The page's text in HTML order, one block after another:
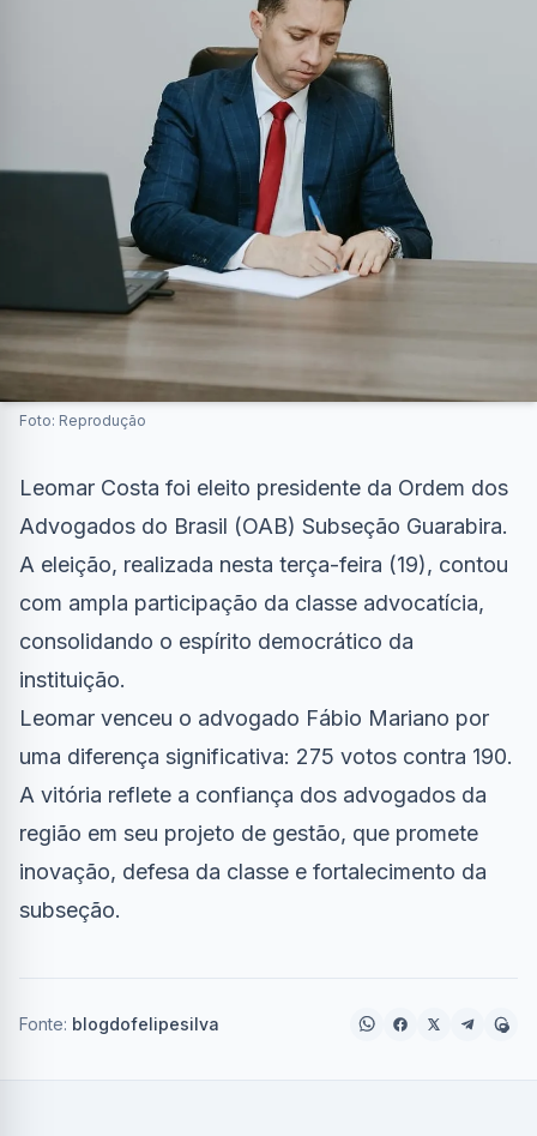
Foto: Reprodução
Leomar Costa foi eleito presidente da Ordem dos
Advogados do Brasil (OAB) Subseção Guarabira.
A eleição, realizada nesta terça-feira (19), contou
com ampla participação da classe advocatícia,
consolidando o espírito democrático da
instituição.
Leomar venceu o advogado Fábio Mariano por
uma diferença significativa: 275 votos contra 190.
A vitória reflete a confiança dos advogados da
região em seu projeto de gestão, que promete
inovação, defesa da classe e fortalecimento da
subseção.
Fonte: blogdofelipesilva